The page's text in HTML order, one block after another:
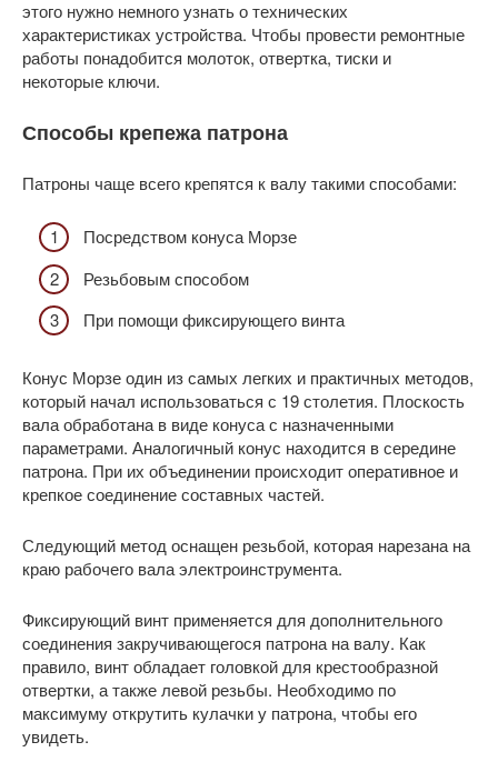
этого нужно немного узнать о технических
характеристиках устройства. Чтобы провести ремонтные
работы понадобится молоток, отвертка, тиски и
некоторые ключи.
Способы крепежа патрона
Патроны чаще всего крепятся к валу такими способами:
Посредством конуса Морзе
Резьбовым способом
При помощи фиксирующего винта
Конус Морзе один из самых легких и практичных методов,
который начал использоваться с 19 столетия. Плоскость
вала обработана в виде конуса с назначенными
параметрами. Аналогичный конус находится в середине
патрона. При их объединении происходит оперативное и
крепкое соединение составных частей.
Следующий метод оснащен резьбой, которая нарезана на
краю рабочего вала электроинструмента.
Фиксирующий винт применяется для дополнительного
соединения закручивающегося патрона на валу. Как
правило, винт обладает головкой для крестообразной
отвертки, а также левой резьбы. Необходимо по
максимуму открутить кулачки у патрона, чтобы его
увидеть.